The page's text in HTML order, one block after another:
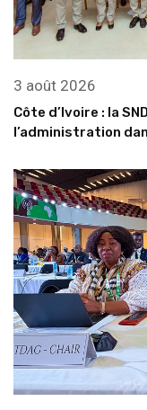
3 août 2026
Côte d’Ivoire : la
l’administration